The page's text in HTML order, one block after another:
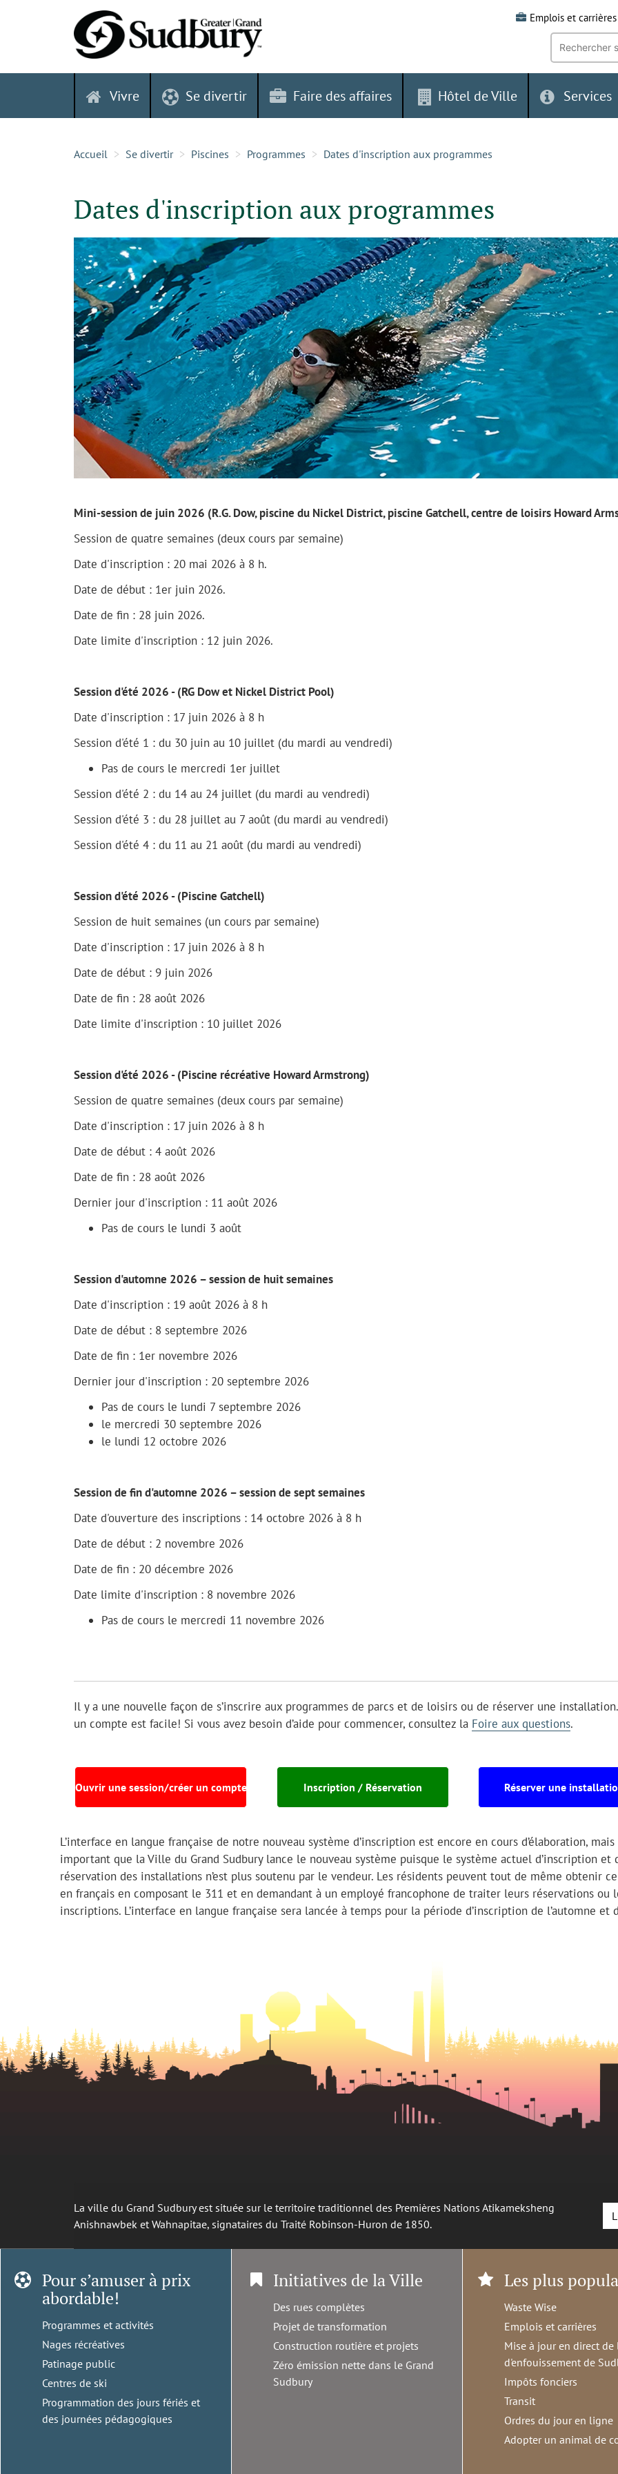
Emplois et carrières
Recherche
mot-
clé:
Vivre Se divertir Faire des affaires Hôtel de Ville Services
Accueil Se divertir Piscines Programmes Dates d'inscription aux programmes
Dates d'inscription aux programmes
Mini-session de juin 2026 (R.G. Dow, piscine du Nickel District, piscine Gatchell, centre de loisirs Howard
Session de quatre semaines (deux cours par semaine)
Date d'inscription : 20 mai 2026 à 8 h.
Date de début : 1er juin 2026.
Date de fin : 28 juin 2026.
Date limite d'inscription : 12 juin 2026.
Session d'été 2026 - (RG Dow et Nickel District Pool)
Date d'inscription : 17 juin 2026 à 8 h
Session d'été 1 : du 30 juin au 10 juillet (du mardi au vendredi)
Pas de cours le mercredi 1er juillet
Session d'été 2 : du 14 au 24 juillet (du mardi au vendredi)
Session d'été 3 : du 28 juillet au 7 août (du mardi au vendredi)
Session d'été 4 : du 11 au 21 août (du mardi au vendredi)
Session d'été 2026 - (Piscine Gatchell)
Session de huit semaines (un cours par semaine)
Date d'inscription : 17 juin 2026 à 8 h
Date de début : 9 juin 2026
Date de fin : 28 août 2026
Date limite d'inscription : 10 juillet 2026
Session d'été 2026 - (Piscine récréative Howard Armstrong)
Session de quatre semaines (deux cours par semaine)
Date d'inscription : 17 juin 2026 à 8 h
Date de début : 4 août 2026
Date de fin : 28 août 2026
Dernier jour d'inscription : 11 août 2026
Pas de cours le lundi 3 août
Session d'automne 2026 – session de huit semaines
Date d'inscription : 19 août 2026 à 8 h
Date de début : 8 septembre 2026
Date de fin : 1er novembre 2026
Dernier jour d'inscription : 20 septembre 2026
Pas de cours le lundi 7 septembre 2026
le mercredi 30 septembre 2026
le lundi 12 octobre 2026
Session de fin d'automne 2026 – session de sept semaines
Date d'ouverture des inscriptions : 14 octobre 2026 à 8 h
Date de début : 2 novembre 2026
Date de fin : 20 décembre 2026
Date limite d'inscription : 8 novembre 2026
Pas de cours le mercredi 11 novembre 2026
Il y a une nouvelle façon de s’inscrire aux programmes de parcs et de loisirs ou de réserver une
un compte est facile! Si vous avez besoin d’aide pour commencer, consultez la Foire aux questions.
Ouvrir une session/créer un compte Inscription / Réservation Réserver une
L’interface en langue française de notre nouveau système d’inscription est encore en cours d’élaboration,
important que la Ville du Grand Sudbury lance le nouveau système puisque le système actuel d’inscription et
réservation des installations n’est plus soutenu par le vendeur. Les résidents peuvent tout de même obtenir
en français en composant le 311 et en demandant à un employé francophone de traiter leurs réservations ou
inscriptions. L’interface en langue française sera lancée à temps pour la période d’inscription de l’automne et
La ville du Grand Sudbury est située sur le territoire traditionnel des Premières Nations Atikameksheng
Anishnawbek et Wahnapitae, signataires du Traité Robinson-Huron de 1850.
Pour s’amuser à prix
abordable!
Programmes et activités
Nages récréatives
Patinage public
Centres de ski
Programmation des jours fériés et
des journées pédagogiques
Initiatives de la Ville
Des rues complètes
Projet de transformation
Construction routière et projets
Zéro émission nette dans le Grand
Sudbury
Les plus
Waste Wise
Emplois et carrières
Mise à jour en direct de
d'enfouissement de
Impôts fonciers
Transit
Ordres du jour en ligne
Adopter un animal de